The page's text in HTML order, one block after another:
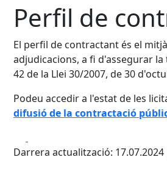
Perfil de
El perfil de contractant és el
adjudicacions, a fi d'assegurar
42 de la Llei 30/2007, de 30
Podeu accedir a l'estat de les
difusió de la contractació
Darrera actualització: